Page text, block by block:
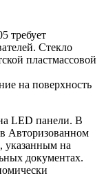
требует
Стекло
пластмассовой
на поверхность
LED панели. В
Авторизованном
указанным на
документах.